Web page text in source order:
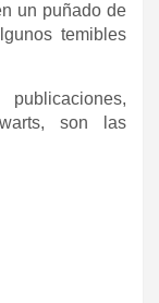
un puñado de
temibles
son las